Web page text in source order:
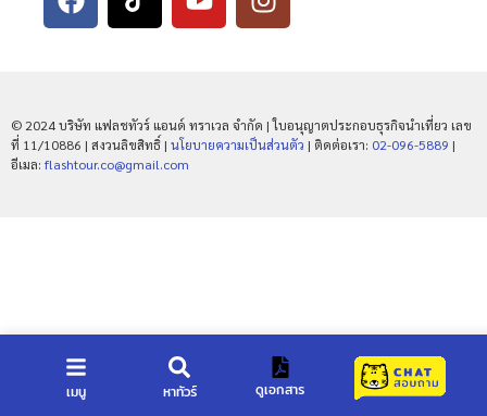
เมนู หาทัวร์ ดูเอกสาร
© 2024 บริษัท แฟลชทัวร์ แอนด์ ทราเวล จำกัด | ใบอนุญาตประกอบธุรกิจนำเที่ยว เลข
ที่ 11/10886 | สงวนลิขสิทธิ์ | นโยบายความเป็นส่วนตัว | ติดต่อเรา: 02-096-5889 |
อีเมล: flashtour.co@gmail.com